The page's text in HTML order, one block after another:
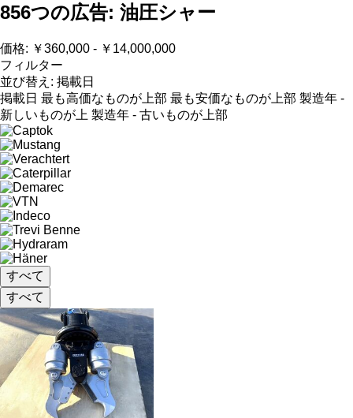
856つの広告: 油圧シャー
価格: ￥360,000 - ￥14,000,000
フィルター
並び替え : 掲載日
掲載日 最も高価なものが上部 最も安価なものが上部 製造年 -
新しいものが上 製造年 - 古いものが上部
すべて
すべて